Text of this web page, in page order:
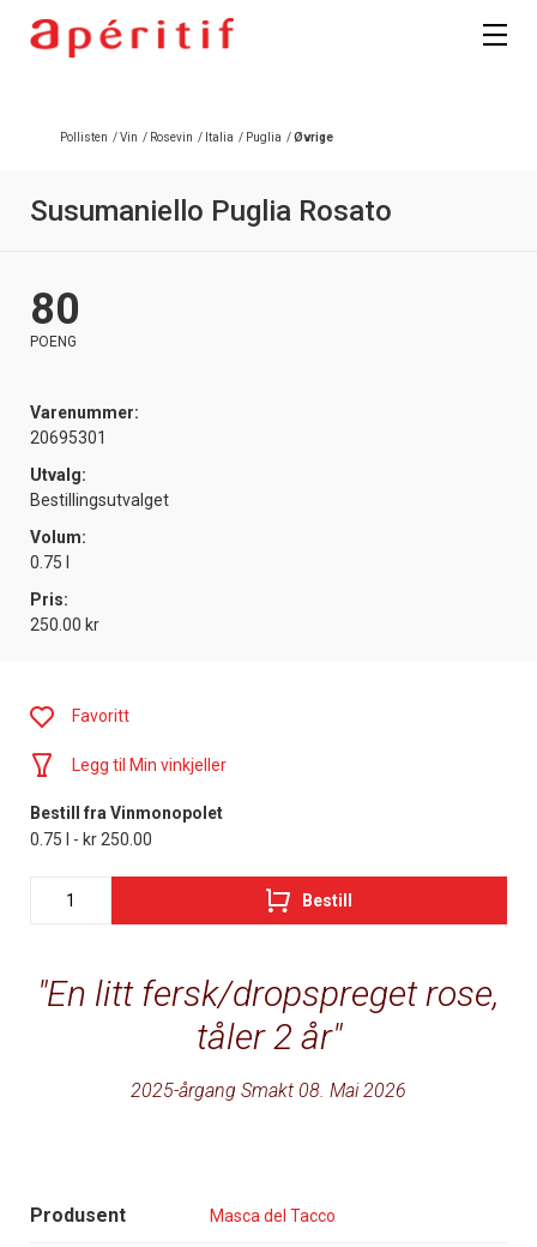
Pollisten /Vin / Rosevin / Italia / Puglia /Øvrige
Susumaniello Puglia Rosato
80
POENG
Varenummer:
20695301
Utvalg:
Bestillingsutvalget
Volum:
0.75 l
Pris:
250.00 kr
En litt fersk/dropspreget rose,
tåler 2 år
2025-årgang Smakt 08. Mai 2026
Produsent Masca del Tacco
Favoritt
Legg til Min vinkjeller
Bestill fra Vinmonopolet
0.75 l - kr 250.00
Bestill